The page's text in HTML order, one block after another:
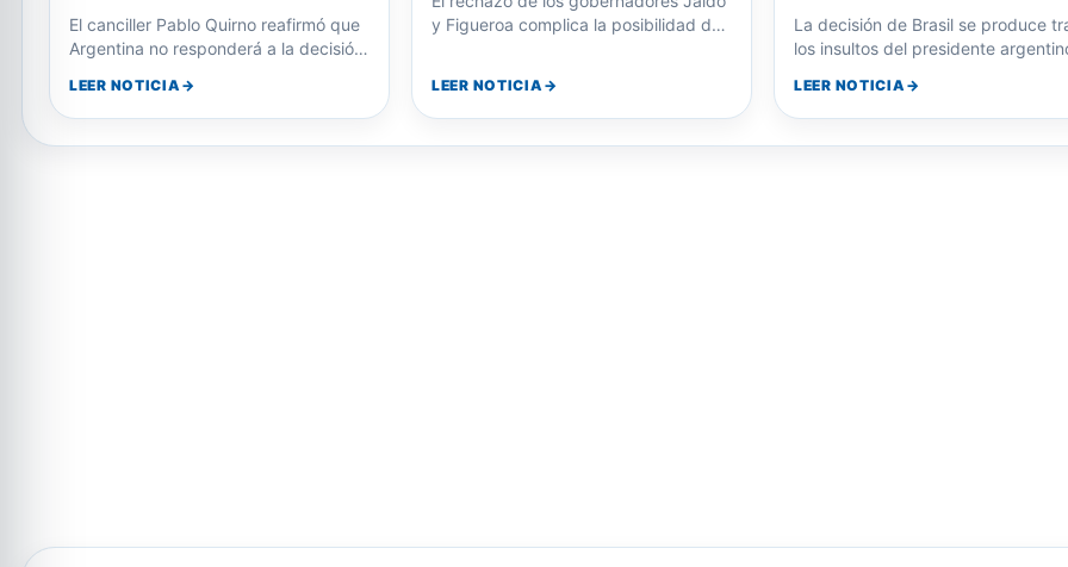
El canciller Pablo Quirno reafirmó que
Argentina no responderá a la decisión
LEER NOTICIA
y Figueroa complica la posibilidad de
LEER NOTICIA
La decisión de Brasil se produce
los insultos del presidente
brasileño,…
LEER NOTICIA